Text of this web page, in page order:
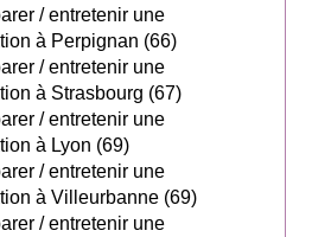
/ entretenir une
à Perpignan (66)
/ entretenir une
à Strasbourg (67)
/ entretenir une
à Lyon (69)
/ entretenir une
à Villeurbanne (69)
/ entretenir une